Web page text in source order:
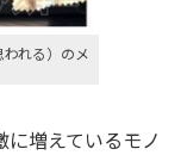
れる）のメ
増えているモノ